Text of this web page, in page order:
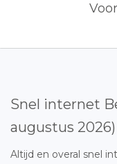
Snel internet
augustus 2026)
Altijd en overal snel